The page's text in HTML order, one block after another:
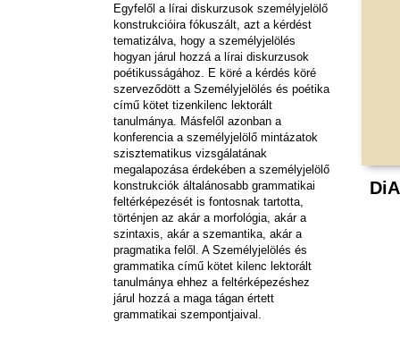
Egyfelől a lírai diskurzusok személyjelölő
konstrukcióira fókuszált, azt a kérdést
tematizálva, hogy a személyjelölés
hogyan járul hozzá a lírai diskurzusok
poétikusságához. E köré a kérdés köré
szerveződött a Személyjelölés és poétika
című kötet tizenkilenc lektorált
tanulmánya. Másfelől azonban a
konferencia a személyjelölő mintázatok
szisztematikus vizsgálatának
megalapozása érdekében a személyjelölő
konstrukciók általánosabb grammatikai
feltérképezését is fontosnak tartotta,
történjen az akár a morfológia, akár a
szintaxis, akár a szemantika, akár a
pragmatika felől. A Személyjelölés és
grammatika című kötet kilenc lektorált
tanulmánya ehhez a feltérképezéshez
járul hozzá a maga tágan értett
grammatikai szempontjaival.